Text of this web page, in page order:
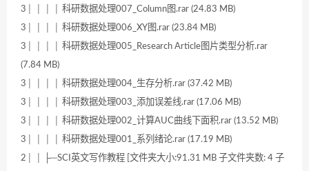
3│ │ │ │ 科研数据处理007_Column图.rar (24.83 MB)
3│ │ │ │ 科研数据处理006_XY图.rar (23.84 MB)
3│ │ │ │ 科研数据处理005_Research Article图片类型分析.rar
(7.84 MB)
3│ │ │ │ 科研数据处理004_生存分析.rar (37.42 MB)
3│ │ │ │ 科研数据处理003_添加误差线.rar (17.06 MB)
3│ │ │ │ 科研数据处理002_计算AUC曲线下面积.rar (13.52 MB)
3│ │ │ │ 科研数据处理001_系列绪论.rar (17.19 MB)
2│ │ ├─SCI英文写作教程 [文件夹大小:91.31 MB 子文件夹数: 4 子